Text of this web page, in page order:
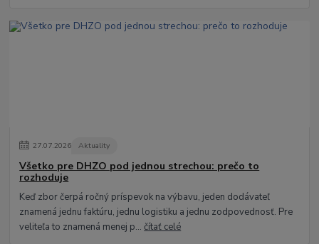
27.07.2026 Aktuality
Všetko pre DHZO pod jednou strechou: prečo to
rozhoduje
Keď zbor čerpá ročný príspevok na výbavu, jeden dodávateľ
znamená jednu faktúru, jednu logistiku a jednu zodpovednosť. Pre
veliteľa to znamená menej p...čítať celé